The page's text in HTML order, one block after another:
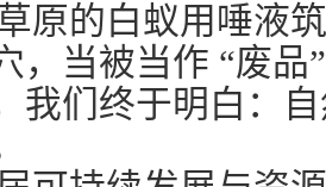
原的白蚁用唾液
，当被当作 “废
我们终于明白：